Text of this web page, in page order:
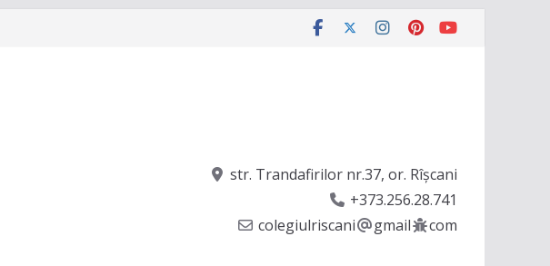
str. Trandafirilor nr.37, or. Rîşcani
+373.256.28.741
colegiulriscani
gmail com